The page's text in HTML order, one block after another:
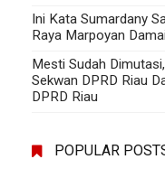
Ini Kata Sumardany
Raya Marpoyan Damai
Mesti Sudah
Sekwan DPRD Riau
DPRD Riau
POPULAR